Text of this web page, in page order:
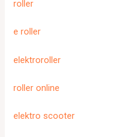
roller
e roller
elektroroller
roller online
elektro scooter